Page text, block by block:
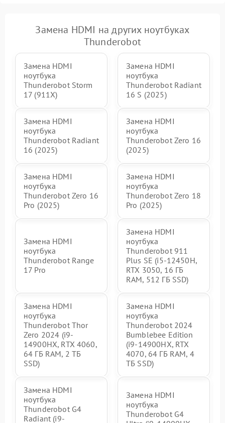
Замена HDMI на других ноутбуках
Thunderobot
Замена HDMI
ноутбука
Thunderobot Storm
17 (911X)
Замена HDMI
ноутбука
Thunderobot Radiant
16 S (2025)
Замена HDMI
ноутбука
Thunderobot Radiant
16 (2025)
Замена HDMI
ноутбука
Thunderobot Zero 16
(2025)
Замена HDMI
ноутбука
Thunderobot Zero 16
Pro (2025)
Замена HDMI
ноутбука
Thunderobot Zero 18
Pro (2025)
Замена HDMI
ноутбука
Thunderobot Range
17 Pro
Замена HDMI
ноутбука
Thunderobot 911
Plus SE (i5-12450H,
RTX 3050, 16 ГБ
RAM, 512 ГБ SSD)
Замена HDMI
ноутбука
Thunderobot Thor
Zero 2024 (i9-
14900HX, RTX 4060,
64 ГБ RAM, 2 ТБ
SSD)
Замена HDMI
ноутбука
Thunderobot 2024
Bumblebee Edition
(i9-14900HX, RTX
4070, 64 ГБ RAM, 4
ТБ SSD)
Замена HDMI
ноутбука
Thunderobot G4
Radiant (i9-
Замена HDMI
ноутбука
Thunderobot G4